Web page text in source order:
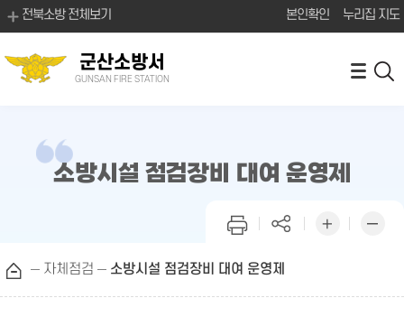
전북소방 전체보기 본인확인 누리집 지도
군산소방서
GUNSAN FIRE STATION
소방시설 점검장비 대여 운영제
자체점검 소방시설 점검장비 대여 운영제